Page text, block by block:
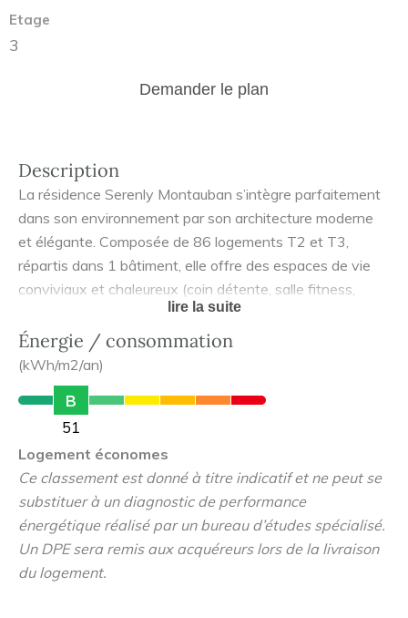
Etage
3
Demander le plan
Description
La résidence Serenly Montauban s’intègre parfaitement
dans son environnement par son architecture moderne
et élégante. Composée de 86 logements T2 et T3,
répartis dans 1 bâtiment, elle offre des espaces de vie
conviviaux et chaleureux (coin détente, salle fitness,
cuisine collaborative, salon de beauté...).
Meublés et équipés, les logements ont été pensés pour
garantir une autonomie totale et simplifier le quotidien
des résidents (cuisines entièrement équipées avec de
nombreux rangements, salles d’eau adaptées, prises à
1m10 de hauteur…).
À l’extérieur, ceux-ci pourront profiter d’une grande
terrasse et un bel espace vert aménagé avec
boulodrome couvert et bacs potagers surélevés.
lire la suite
Énergie / consommation
(kWh/m2/an)
B
51
Logement économes
Ce classement est donné à titre indicatif et ne peut se
substituer à un diagnostic de performance
énergétique réalisé par un bureau d’études spécialisé.
Un DPE sera remis aux acquéreurs lors de la livraison
du logement.